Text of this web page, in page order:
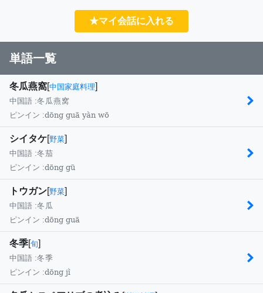
★マイ会話に入れる
単語一覧
冬瓜燕窩[中国家庭料理]
中国語 :冬瓜燕窝
ピンイン :dōng guā yàn wō
シイタケ[野菜]
中国語 :冬茄
ピンイン :dōng gū
トウガン[野菜]
中国語 :冬瓜
ピンイン :dōng guā
冬季[旬]
中国語 :冬季
ピンイン :dōng jì